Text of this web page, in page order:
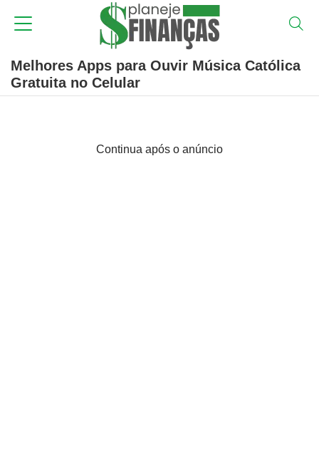
Melhores Apps para Ouvir Música Católica
Gratuita no Celular
Continua após o anúncio